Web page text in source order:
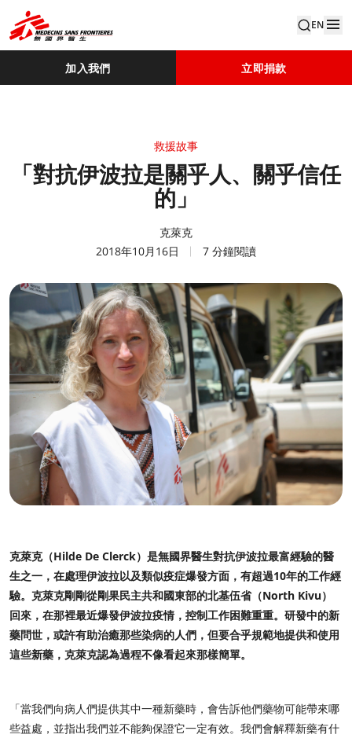
EN
加入我們 立即捐款
救援故事
「對抗伊波拉是關乎人、關乎信任
的」
克萊克
2018年10月16日
7 分鐘閱讀
克萊克（Hilde De Clerck）是無國界醫生對抗伊波拉最富經驗的醫
生之一，在處理伊波拉以及類似疫症爆發方面，有超過10年的工作經
驗。克萊克剛剛從剛果民主共和國東部的北基伍省（North Kivu）
回來，在那裡最近爆發伊波拉疫情，控制工作困難重重。研發中的新
藥問世，或許有助治癒那些染病的人們，但要合乎規範地提供和使用
這些新藥，克萊克認為過程不像看起來那樣簡單。
「當我們向病人們提供其中一種新藥時，會告訴他們藥物可能帶來哪
些益處，並指出我們並不能夠保證它一定有效。我們會解釋新藥有什